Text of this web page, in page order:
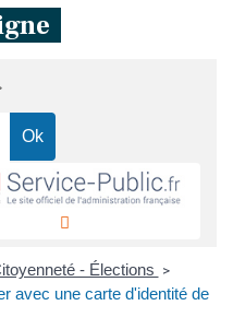
- Élections >
avec une carte d'identité de